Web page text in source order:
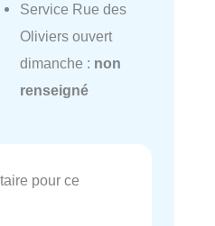
Service Rue des
Oliviers ouvert
dimanche : non
renseigné
pour ce